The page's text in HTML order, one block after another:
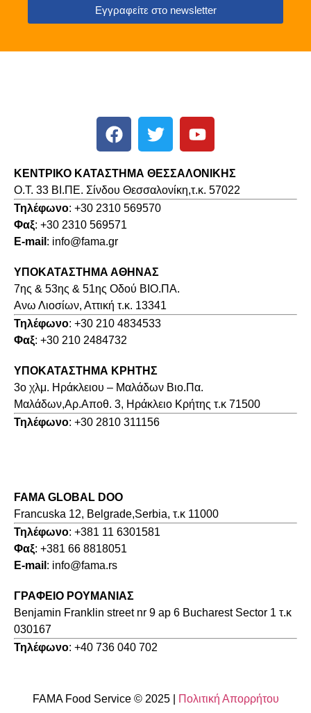
Εγγραφείτε στο newsletter
ΚΕΝΤΡΙΚΟ ΚΑΤΑΣΤΗΜΑ ΘΕΣΣΑΛΟΝΙΚΗΣ
O.T. 33 ΒΙ.ΠΕ. Σίνδου Θεσσαλονίκη,τ.κ. 57022
Τηλέφωνο: +30 2310 569570
Φαξ: +30 2310 569571
E-mail : info@fama.gr
ΥΠΟΚΑΤΑΣΤΗΜΑ ΑΘΗΝΑΣ
7ης & 53ης & 51ης Οδού ΒΙΟ.ΠΑ.
Ανω Λιοσίων, Αττική τ.κ. 13341
Τηλέφωνο: +30 210 4834533
Φαξ: +30 210 2484732
ΥΠΟΚΑΤΑΣΤΗΜΑ ΚΡΗΤΗΣ
3o χλμ. Ηράκλειου – Μαλάδων Βιο.Πα.
Μαλάδων,Αρ.Αποθ. 3, Ηράκλειο Κρήτης τ.κ 71500
Τηλέφωνο: +30 2810 311156
FAMA GLOBAL DOO
Francuska 12, Belgrade,Serbia, τ.κ 11000
Τηλέφωνο: +381 11 6301581
Φαξ: +381 66 8818051
E-mail : info@fama.rs
ΓΡΑΦΕΙΟ ΡΟΥΜΑΝΙΑΣ
Benjamin Franklin street nr 9 ap 6 Bucharest Sector 1 τ.κ
030167
Τηλέφωνο: +40 736 040 702
FAMA Food Service © 2025 | Πολιτική Απορρήτου